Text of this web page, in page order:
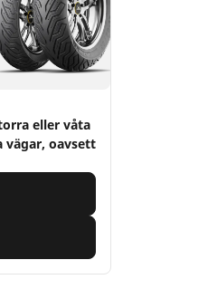
eller våta
vägar, oavsett